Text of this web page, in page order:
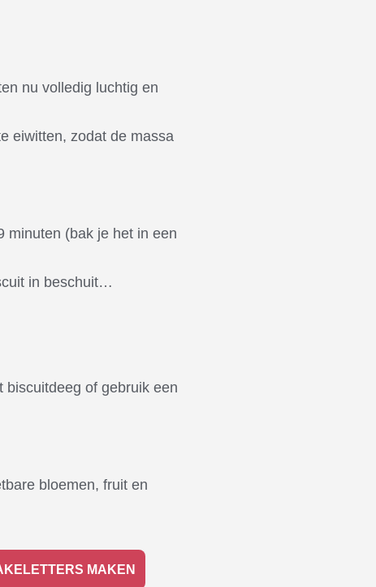
nu volledig luchtig en
eiwitten, zodat de massa
minuten (bak je het in een
in beschuit…
biscuitdeeg of gebruik een
bloemen, fruit en
MAKEN